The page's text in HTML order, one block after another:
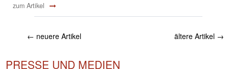
zum Artikel
← neuere Artikel ältere Artikel →
PRESSE UND MEDIEN